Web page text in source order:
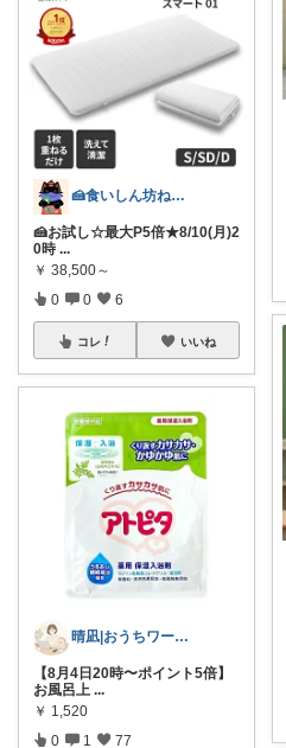
🍰食いしん坊ねっこ🍩毎日タロット占い
🍰お試し☆最大P5倍★8/10(月)2
0時 ...
￥ 38,500～
0 0 6
コレ いいね
晴凪|おうちワーク×子育てROOM
【8月4日20時〜ポイント5倍】
お風呂上 ...
￥ 1,520
0 1 77